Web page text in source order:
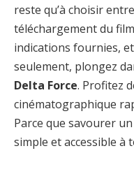
reste qu’à choisir
téléchargement du
indications fournies,
seulement, plongez
Delta Force. Profitez
cinématographique
Parce que savourer
simple et accessible à